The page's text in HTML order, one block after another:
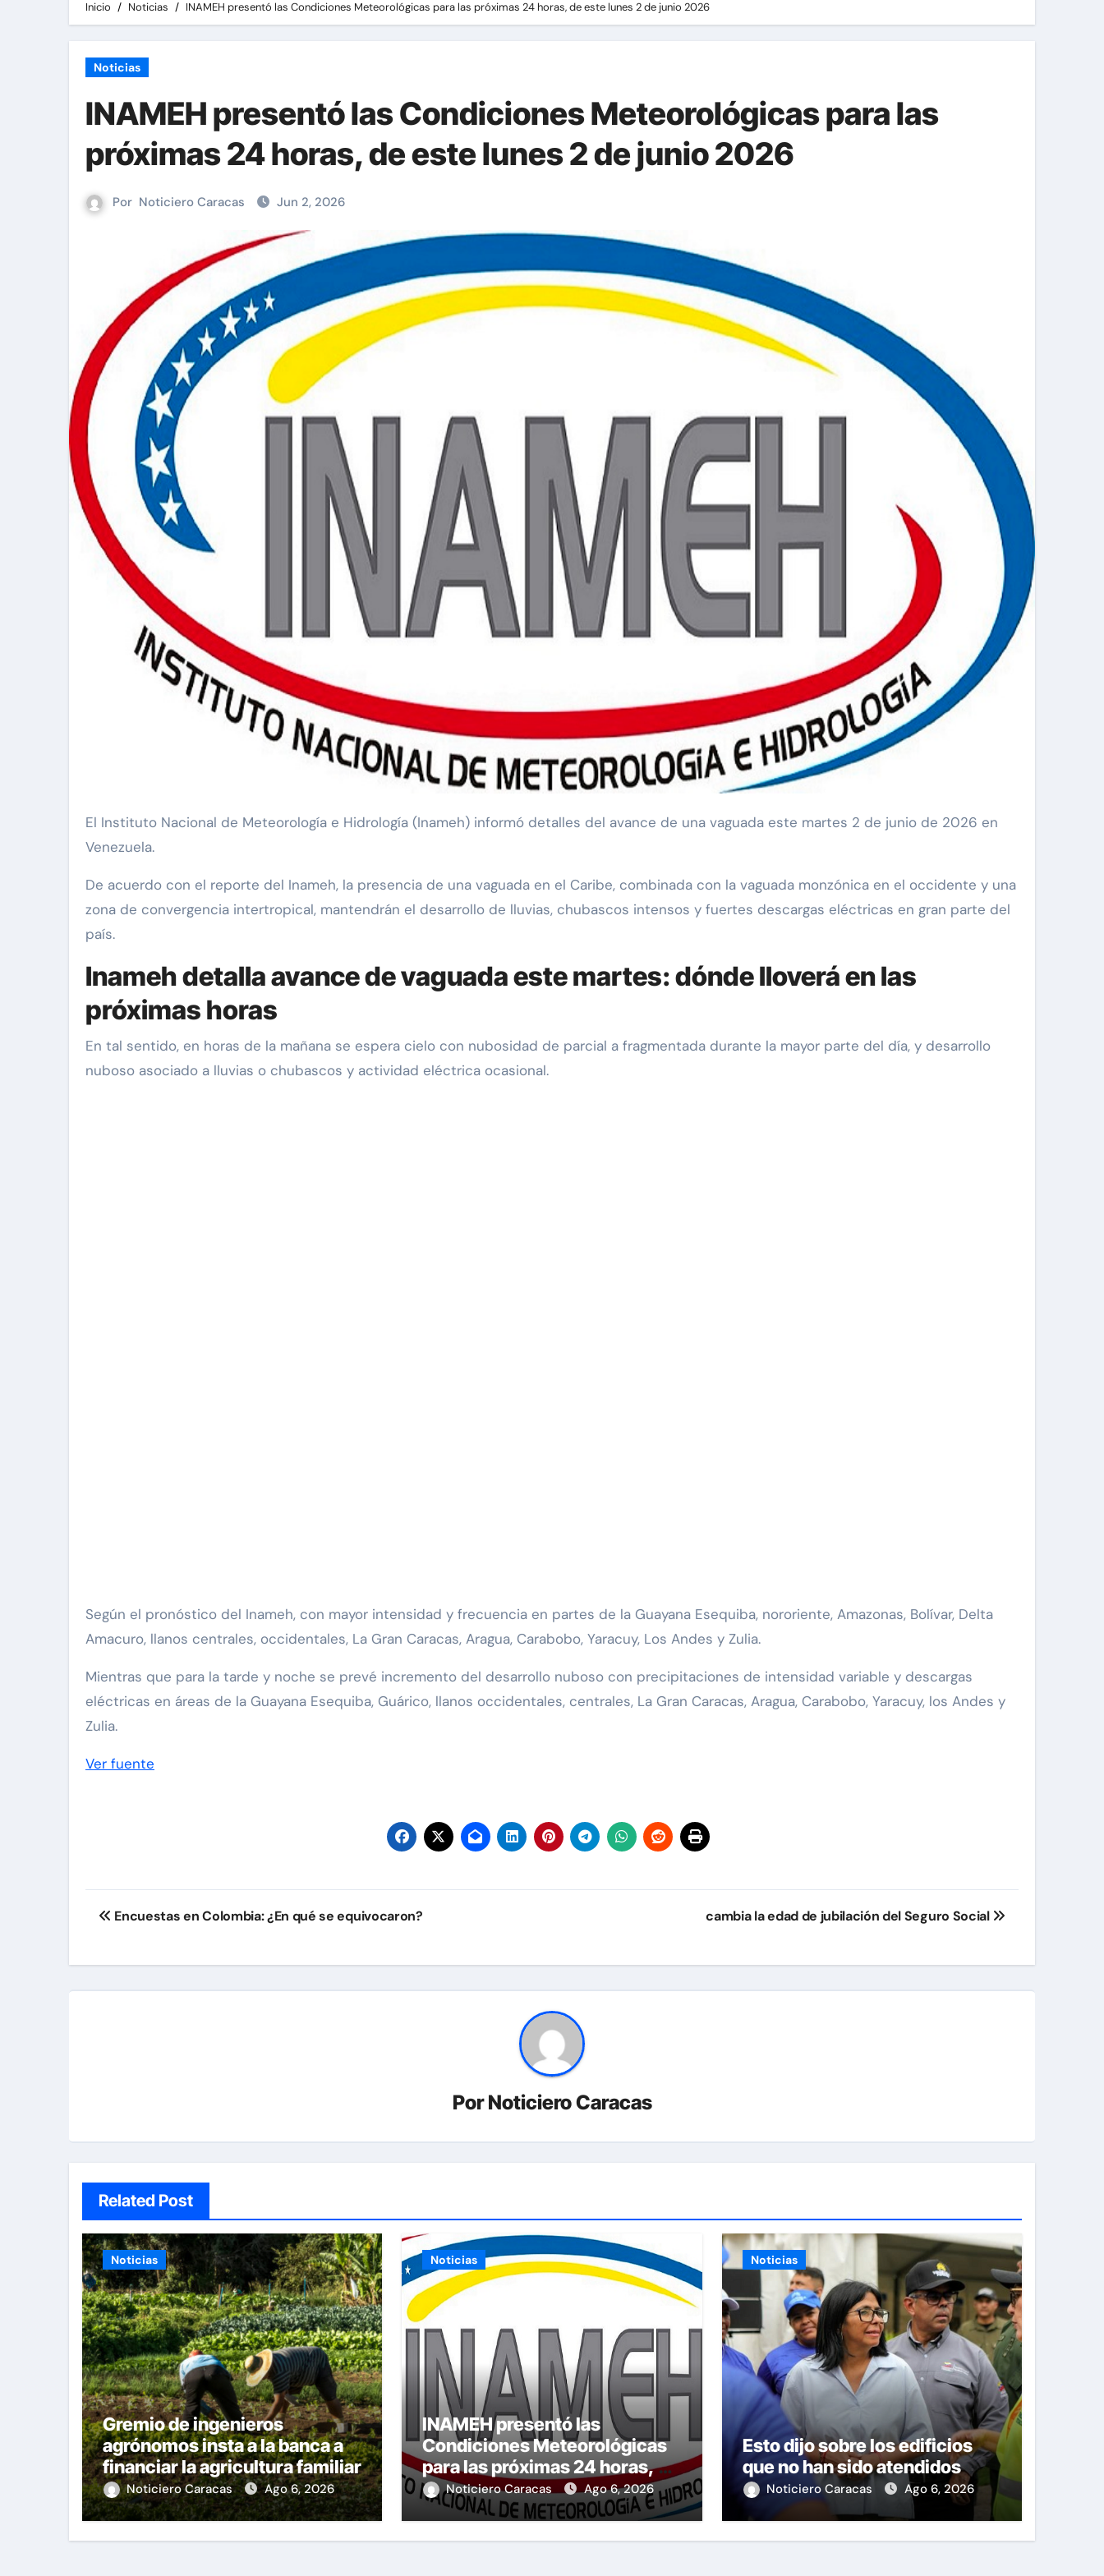
Inicio Noticias INAMEH presentó las Condiciones Meteorológicas para las próximas 24 horas, de este lunes 2 de junio 2026
Noticias
INAMEH presentó las Condiciones Meteorológicas para las
próximas 24 horas, de este lunes 2 de junio 2026
Por Noticiero Caracas Jun 2, 2026
El Instituto Nacional de Meteorología e Hidrología (Inameh) informó detalles del avance de una vaguada este martes 2 de junio de 2026 en
Venezuela.
De acuerdo con el reporte del Inameh, la presencia de una vaguada en el Caribe, combinada con la vaguada monzónica en el occidente y una
zona de convergencia intertropical, mantendrán el desarrollo de lluvias, chubascos intensos y fuertes descargas eléctricas en gran parte del
país.
Inameh detalla avance de vaguada este martes: dónde lloverá en las
próximas horas
En tal sentido, en horas de la mañana se espera cielo con nubosidad de parcial a fragmentada durante la mayor parte del día, y desarrollo
nuboso asociado a lluvias o chubascos y actividad eléctrica ocasional.
Según el pronóstico del Inameh, con mayor intensidad y frecuencia en partes de la Guayana Esequiba, nororiente, Amazonas, Bolívar, Delta
Amacuro, llanos centrales, occidentales, La Gran Caracas, Aragua, Carabobo, Yaracuy, Los Andes y Zulia.
Mientras que para la tarde y noche se prevé incremento del desarrollo nuboso con precipitaciones de intensidad variable y descargas
eléctricas en áreas de la Guayana Esequiba, Guárico, llanos occidentales, centrales, La Gran Caracas, Aragua, Carabobo, Yaracuy, los Andes y
Zulia.
Ver fuente
Navegación
entradas
Encuestas en Colombia: ¿En qué se equivocaron? cambia la edad de jubilación del Seguro Social
PorNoticiero Caracas
Related Post
Noticias
Gremio de ingenieros
agrónomos insta a la banca a
financiar la agricultura familiar
Noticiero Caracas Ago 6, 2026
Noticias
INAMEH presentó las
Condiciones Meteorológicas
para las próximas 24 horas, de
este jueves 6 de agosto 2026
Noticiero Caracas Ago 6, 2026
Noticias
Esto dijo sobre los edificios
que no han sido atendidos
Noticiero Caracas Ago 6, 2026